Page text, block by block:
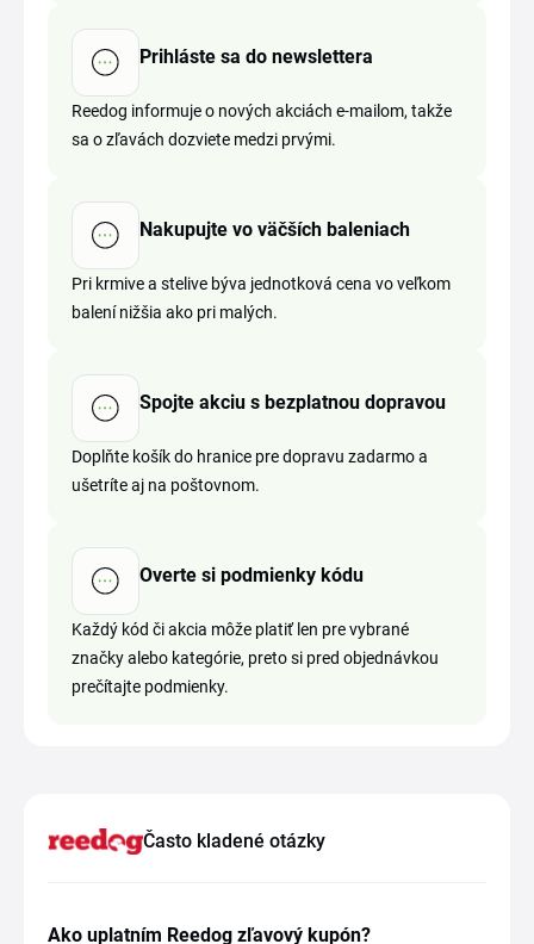
Prihláste sa do newslettera
Reedog informuje o nových akciách e-mailom, takže
sa o zľavách dozviete medzi prvými.
Nakupujte vo väčších baleniach
Pri krmive a stelive býva jednotková cena vo veľkom
balení nižšia ako pri malých.
Spojte akciu s bezplatnou dopravou
Doplňte košík do hranice pre dopravu zadarmo a
ušetríte aj na poštovnom.
Overte si podmienky kódu
Každý kód či akcia môže platiť len pre vybrané
značky alebo kategórie, preto si pred objednávkou
prečítajte podmienky.
Často kladené otázky
Ako uplatním Reedog zľavový kupón?